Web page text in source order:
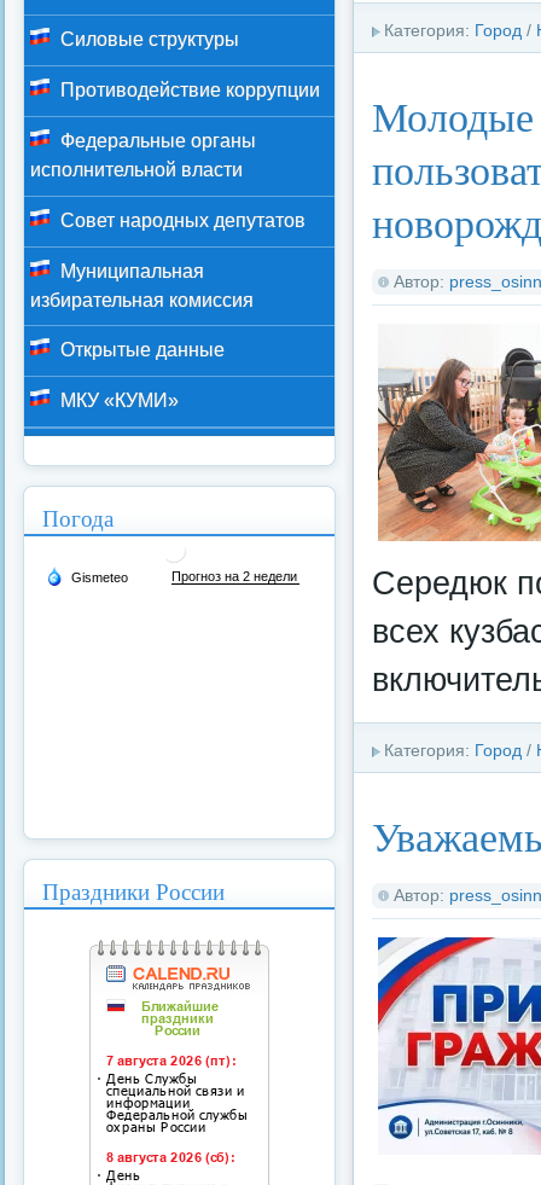
Категория: Город /
Молодые
Автор:
Середюк
всех
Категория: Город /
Автор:
Силовые структуры
Противодействие коррупции
Федеральные органы
исполнительной власти
Совет народных депутатов
Муниципальная
избирательная комиссия
Открытые данные
МКУ «КУМИ»
Погода
Праздники России